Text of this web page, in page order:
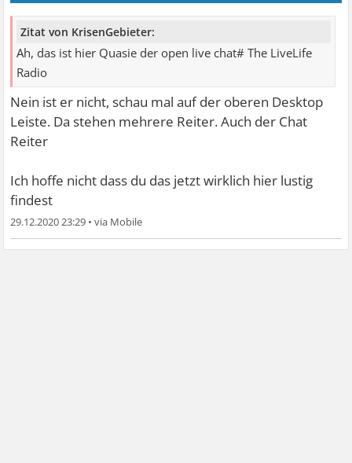
Zitat von KrisenGebieter:
Ah, das ist hier Quasie der open live chat# The LiveLife
Radio
Nein ist er nicht, schau mal auf der oberen Desktop
Leiste. Da stehen mehrere Reiter. Auch der Chat
Reiter
Ich hoffe nicht dass du das jetzt wirklich hier lustig
findest
29.12.2020 23:29 •